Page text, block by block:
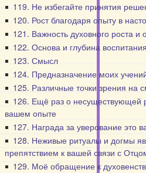
119. Не избегайте принятия
120. Рост благодаря опыту в
121. Важность духовного роста и
122. Основа и глубина
123. Смысл
124. Предназначение моих
125. Различные точки зрения на
126. Ещё раз о несуществующей
вашем опыте
127. Награда за уверование это
128. Неживые ритуалы и догмы
препятствием к вашей связи с
129. Моё обращение к